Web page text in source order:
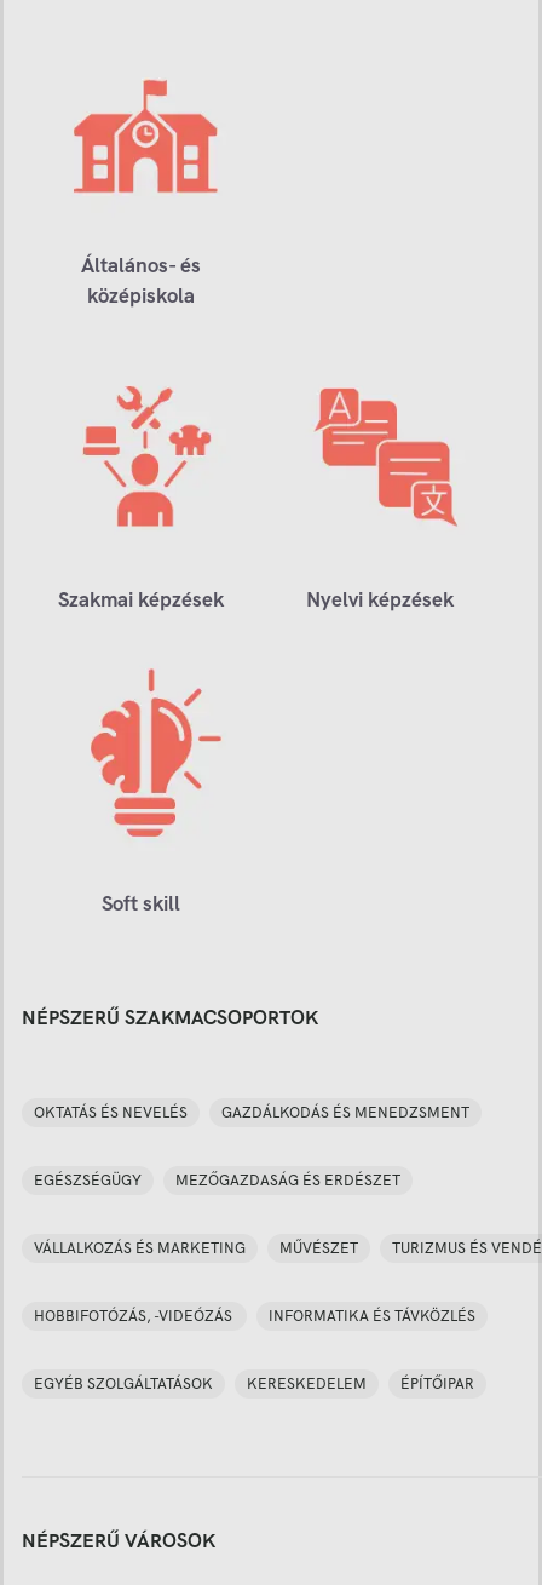
Általános- és
középiskola
Szakmai képzések Nyelvi képzések
Soft skill
NÉPSZERŰ SZAKMACSOPORTOK
OKTATÁS ÉS NEVELÉS GAZDÁLKODÁS ÉS MENEDZSMENT
EGÉSZSÉGÜGY MEZŐGAZDASÁG ÉS ERDÉSZET
VÁLLALKOZÁS ÉS MARKETING MŰVÉSZET TURIZMUS ÉS
HOBBIFOTÓZÁS, -VIDEÓZÁS INFORMATIKA ÉS TÁVKÖZLÉS
EGYÉB SZOLGÁLTATÁSOK KERESKEDELEM ÉPÍTŐIPAR
NÉPSZERŰ VÁROSOK